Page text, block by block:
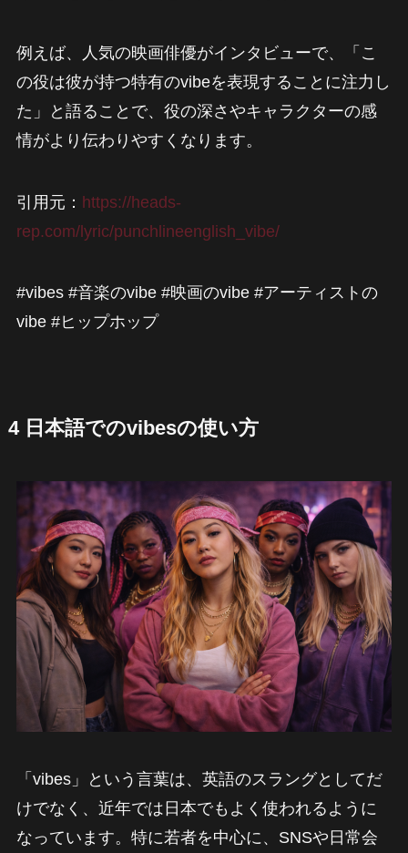
例えば、人気の映画俳優がインタビューで、「こ
の役は彼が持つ特有のvibeを表現することに注力し
た」と語ることで、役の深さやキャラクターの感
情がより伝わりやすくなります。
引用元： https://heads-
rep.com/lyric/punchlineenglish_vibe/
#vibes #音楽のvibe #映画のvibe #アーティストの
vibe #ヒップホップ
4 日本語でのvibesの使い方
「vibes」という言葉は、英語のスラングとしてだ
けでなく、近年では日本でもよく使われるように
なっています。特に若者を中心に、SNSや日常会